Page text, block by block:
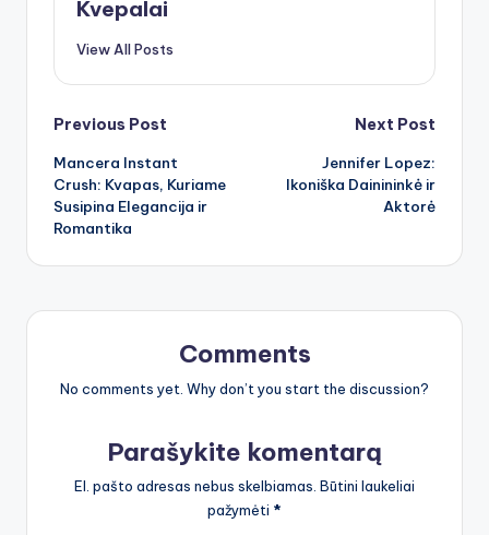
Kvepalai
View All Posts
Post
navigation
Previous Post
Mancera Instant
Crush: Kvapas, Kuriame
Susipina Elegancija ir
Romantika
Next Post
Jennifer Lopez:
Ikoniška Dainininkė ir
Aktorė
Comments
No comments yet. Why don’t you start the discussion?
Parašykite komentarą
El. pašto adresas nebus skelbiamas. Būtini laukeliai
pažymėti *